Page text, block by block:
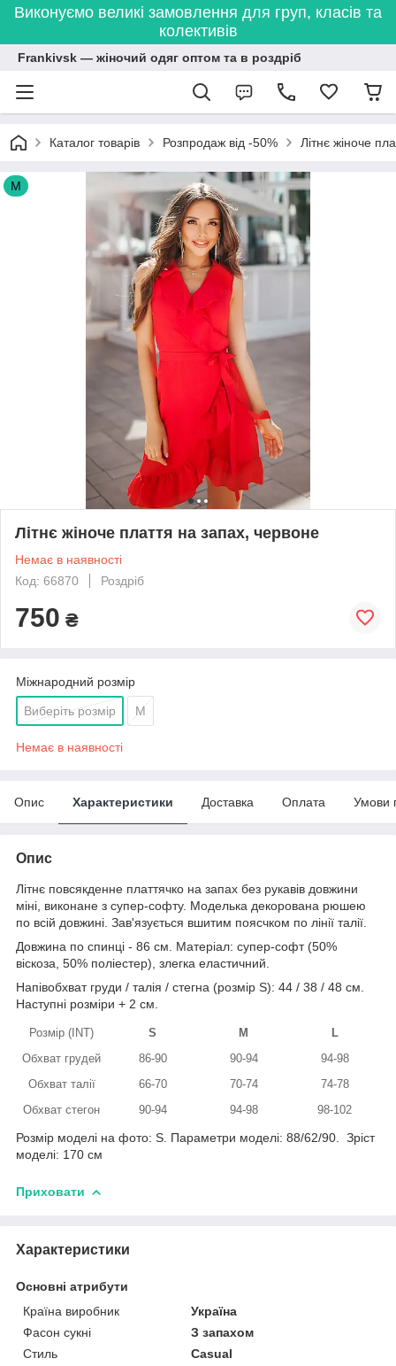
Виконуємо великі замовлення для груп, класів та
колективів
Frankivsk — жіночий одяг оптом та в роздріб
Каталог товарів Розпродаж від -50% Літнє жіноче
M
Літнє жіноче плаття на запах, червоне
Немає в наявності
Код: 66870
Роздріб
750 ₴
Міжнародний розмір
Виберіть розмір M
Немає в наявності
Опис Характеристики Доставка Оплата Умови
Опис
Літнє повсякденне платтячко на запах без рукавів довжини
міні, виконане з супер-софту. Моделька декорована рюшею
по всій довжині. Зав'язується вшитим поясчком по лінії талії.
Довжина по спинці - 86 см. Матеріал: супер-софт (50%
віскоза, 50% поліестер), злегка еластичний.
Напівобхват груди / талія / стегна (розмір S): 44 / 38 / 48 см.
Наступні розміри + 2 см.
Розмір (INT) S M
L
Обхват грудей
86-90 90-94
94-98
Обхват талії
66-70 70-74
74-78
Обхват стегон
90-94 94-98 98-102
Розмір моделі на фото: S. Параметри моделі: 88/62/90. Зріст
моделі: 170 см
Приховати
Характеристики
Основні атрибути
Країна виробник
Україна
Фасон сукні
З запахом
Стиль
Casual